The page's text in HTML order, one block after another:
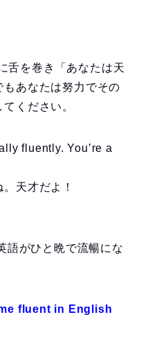
舌を巻き「あなたは天
あなたは努力でその
ください。
fluently. You’re a
天才だよ！
語がひと晩で流暢にな
fluent in English